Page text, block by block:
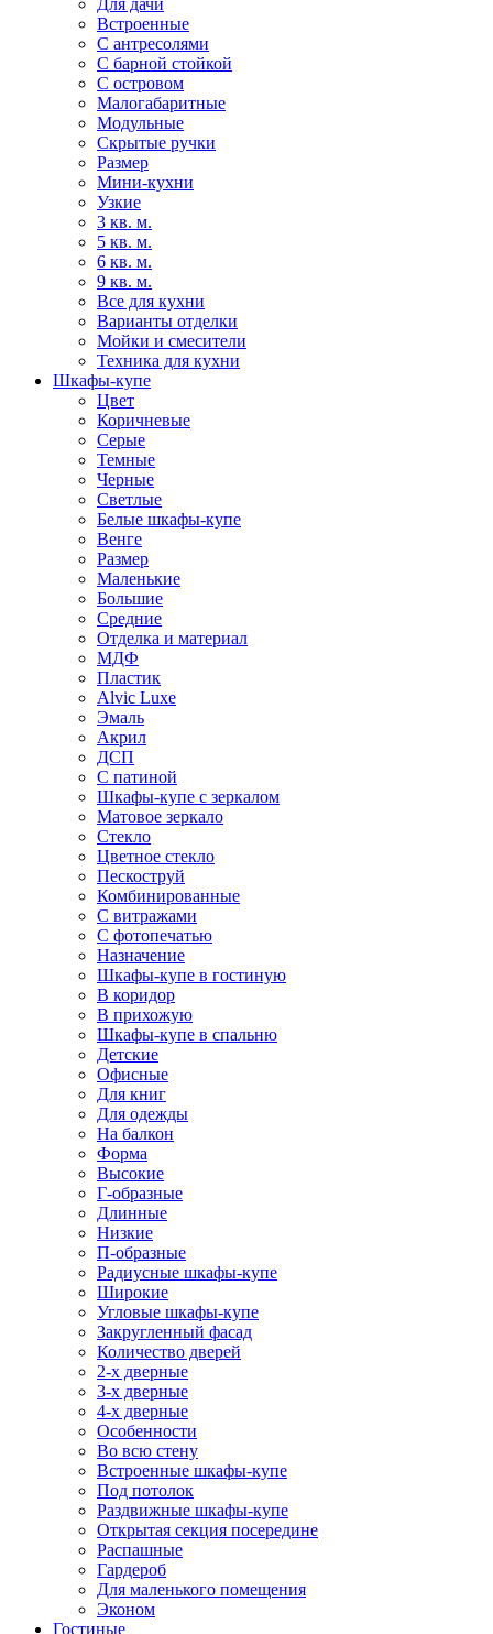
Для дачи
Встроенные
С антресолями
С барной стойкой
С островом
Малогабаритные
Модульные
Скрытые ручки
Размер
Мини-кухни
Узкие
3 кв. м.
5 кв. м.
6 кв. м.
9 кв. м.
Все для кухни
Варианты отделки
Мойки и смесители
Техника для кухни
Шкафы-купе
Цвет
Коричневые
Серые
Темные
Черные
Светлые
Белые шкафы-купе
Венге
Размер
Маленькие
Большие
Средние
Отделка и материал
МДФ
Пластик
Alvic Luxe
Эмаль
Акрил
ДСП
С патиной
Шкафы-купе с зеркалом
Матовое зеркало
Стекло
Цветное стекло
Пескоструй
Комбинированные
С витражами
С фотопечатью
Назначение
Шкафы-купе в гостиную
В коридор
В прихожую
Шкафы-купе в спальню
Детские
Офисные
Для книг
Для одежды
На балкон
Форма
Высокие
Г-образные
Длинные
Низкие
П-образные
Радиусные шкафы-купе
Широкие
Угловые шкафы-купе
Закругленный фасад
Количество дверей
2-х дверные
3-х дверные
4-х дверные
Особенности
Во всю стену
Встроенные шкафы-купе
Под потолок
Раздвижные шкафы-купе
Открытая секция посередине
Распашные
Гардероб
Для маленького помещения
Эконом
Гостиные